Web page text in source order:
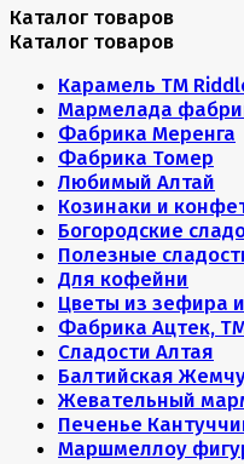
Каталог товаров
Каталог товаров
Карамель ТМ
Мармелада
Фабрика Меренга
Фабрика Томер
Любимый Алтай
Козинаки и
Богородские
Полезные
Для кофейни
Цветы из зефира
Фабрика Ацтек,
Сладости Алтая
Балтийская
Жевательный
Печенье
Маршмеллоу